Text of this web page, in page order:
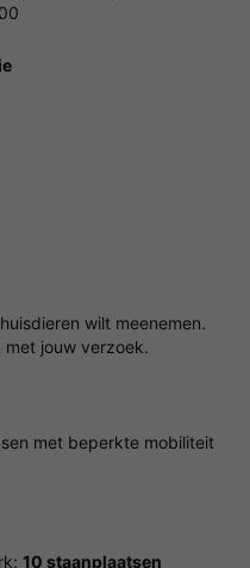
wilt meenemen.
jouw verzoek.
met beperkte mobiliteit
10 staanplaatsen